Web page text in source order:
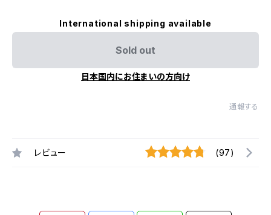
International shipping available
Sold out
日本国内にお住まいの方向け
通報する
レビュー (97)